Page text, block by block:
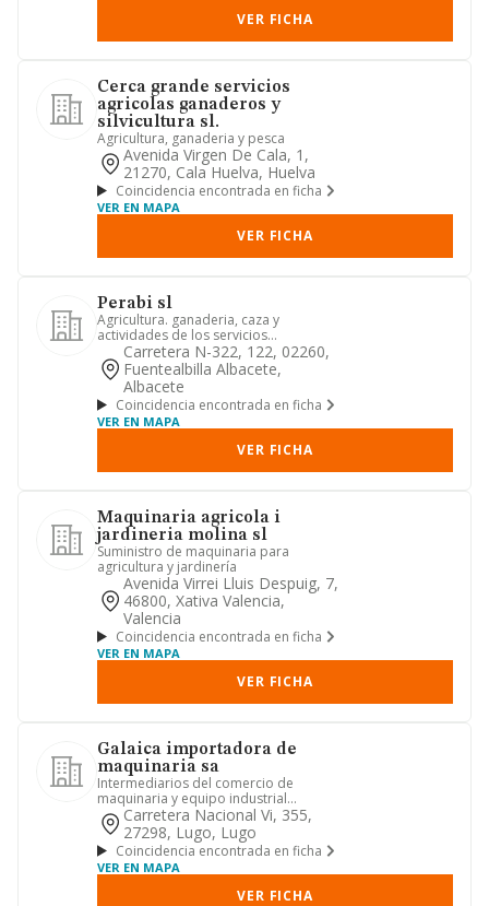
VER FICHA
Cerca grande servicios
agricolas ganaderos y
silvicultura sl.
Agricultura, ganaderia y pesca
Avenida Virgen De Cala, 1,
21270, Cala Huelva, Huelva
Coincidencia encontrada en ficha
VER EN MAPA
VER FICHA
Perabi sl
Agricultura. ganaderia, caza y
actividades de los servicios
relacionados con las mismas
silvicultur...
Carretera N-322, 122, 02260,
Fuentealbilla Albacete,
Albacete
Coincidencia encontrada en ficha
VER EN MAPA
VER FICHA
Maquinaria agricola i
jardineria molina sl
Suministro de maquinaria para
agricultura y jardinería
Avenida Virrei Lluis Despuig, 7,
46800, Xativa Valencia,
Valencia
Coincidencia encontrada en ficha
VER EN MAPA
VER FICHA
Galaica importadora de
maquinaria sa
Intermediarios del comercio de
maquinaria y equipo industrial
agrícola.Carretera Nacional Vi, 355,
27298, Lugo, Lugo
Coincidencia encontrada en ficha
VER EN MAPA
VER FICHA